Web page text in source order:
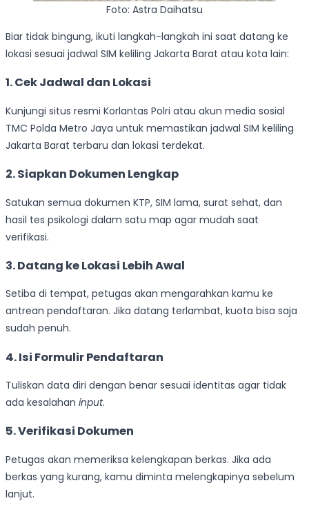
Foto: Astra Daihatsu
Biar tidak bingung, ikuti langkah-langkah ini saat datang ke
lokasi sesuai jadwal SIM keliling Jakarta Barat atau kota lain:
1. Cek Jadwal dan Lokasi
Kunjungi situs resmi Korlantas Polri atau akun media sosial
TMC Polda Metro Jaya untuk memastikan jadwal SIM keliling
Jakarta Barat terbaru dan lokasi terdekat.
2. Siapkan Dokumen Lengkap
Satukan semua dokumen KTP, SIM lama, surat sehat, dan
hasil tes psikologi dalam satu map agar mudah saat
verifikasi.
3. Datang ke Lokasi Lebih Awal
Setiba di tempat, petugas akan mengarahkan kamu ke
antrean pendaftaran. Jika datang terlambat, kuota bisa saja
sudah penuh.
4. Isi Formulir Pendaftaran
Tuliskan data diri dengan benar sesuai identitas agar tidak
ada kesalahan input.
5. Verifikasi Dokumen
Petugas akan memeriksa kelengkapan berkas. Jika ada
berkas yang kurang, kamu diminta melengkapinya sebelum
lanjut.